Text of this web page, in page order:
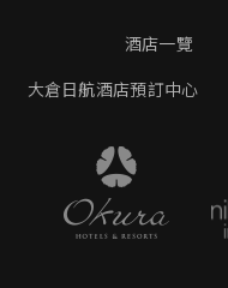
酒店一覽
大倉日航酒店預訂中心